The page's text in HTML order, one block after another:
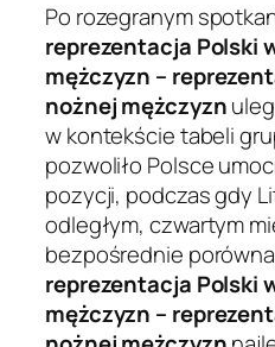
Po rozegranym
reprezentacja Polski
mężczyzn –
nożnej mężczyzn
w kontekście tabeli
pozwoliło Polsce
pozycji, podczas gdy
odległym, czwartym
bezpośrednie
reprezentacja Polski
mężczyzn –